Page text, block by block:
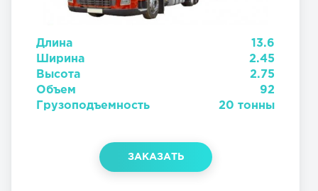
Длина
13.6
Ширина
2.45
Высота
2.75
Объем
92
Грузоподъемность
20 тонны
ЗАКАЗАТЬ